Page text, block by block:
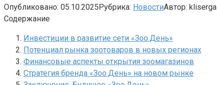
Опубликовано: 05.10.2025Рубрика: НовостиАвтор: kliserga
Содержание
Инвестиции в развитие сети «Зоо.День»
Потенциал рынка зоотоваров в новых регионах
Финансовые аспекты открытия зоомагазинов
Стратегия бренда «Зоо.День» на новом рынке